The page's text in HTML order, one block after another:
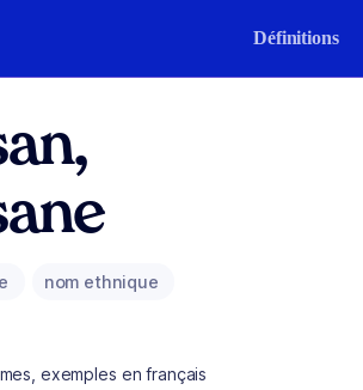
Définitions
nom ethnique
exemples en français